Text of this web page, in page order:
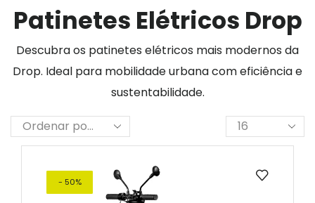
Patinetes Elétricos Drop
Descubra os patinetes elétricos mais modernos da
Drop. Ideal para mobilidade urbana com eficiência e
sustentabilidade.
- 50%